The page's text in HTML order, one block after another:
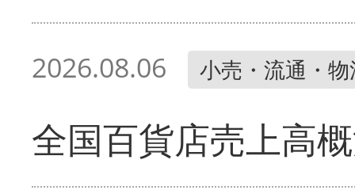
2026.08.06 小売・流通・
全国百貨店売上高